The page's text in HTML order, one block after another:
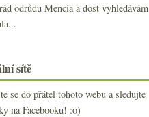
odrůdu Mencía a dost vyhledávám
sítě
se do přátel tohoto webu a sledujte
na Facebooku! :o)